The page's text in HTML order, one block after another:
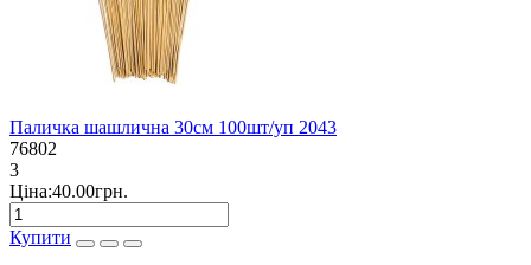
Паличка шашлична 30см 100шт/уп 2043
76802
3
Ціна:40.00грн.
Купити